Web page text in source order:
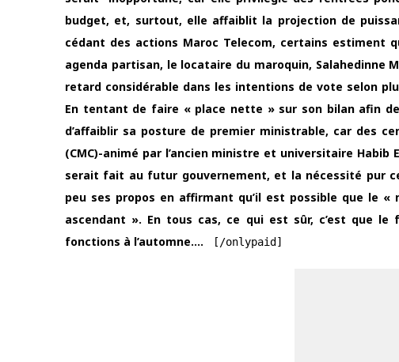
budget, et, surtout, elle affaiblit la projection de
cédant des actions Maroc Telecom, certains estiment
agenda partisan, le locataire du maroquin, Salahedinne
retard considérable dans les intentions de vote selon
En tentant de faire « place nette » sur son bilan afin
d’affaiblir sa posture de premier ministrable, car des
(CMC)-animé par l’ancien ministre et universitaire
serait fait au futur gouvernement, et la nécessité pur
peu ses propos en affirmant qu’il est possible que le
ascendant ». En tous cas, ce qui est sûr, c’est que
fonctions à l’automne….
[/onlypaid]